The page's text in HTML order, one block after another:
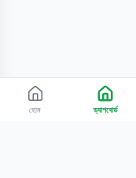
হোম ড্যাশবোর্ড